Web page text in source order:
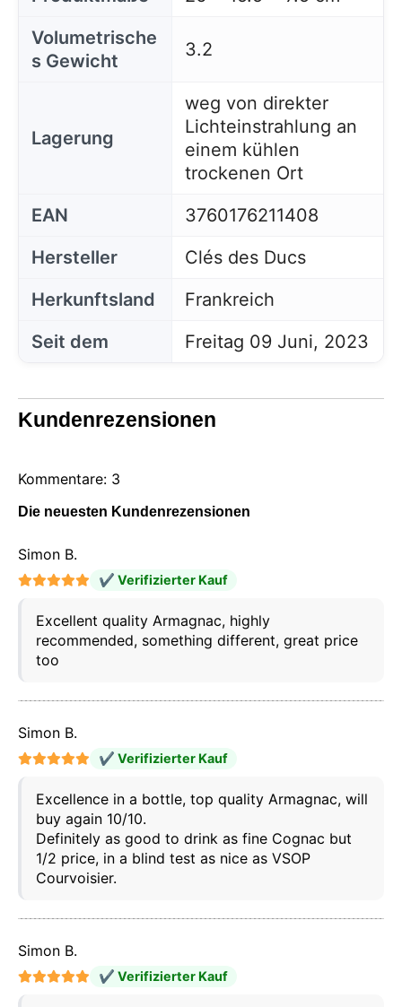
Volumetrische
s Gewicht
3.2
Lagerung
weg von direkter
Lichteinstrahlung an
einem kühlen
trockenen Ort
EAN
3760176211408
Hersteller
Clés des Ducs
Herkunftsland
Frankreich
Seit dem
Freitag 09 Juni, 2023
Kundenrezensionen
Kommentare: 3
Die neuesten Kundenrezensionen
Simon B.
✔ Verifizierter Kauf
Excellent quality Armagnac, highly
recommended, something different, great price
too
Simon B.
✔ Verifizierter Kauf
Excellence in a bottle, top quality Armagnac, will
buy again 10/10.
Definitely as good to drink as fine Cognac but
1/2 price, in a blind test as nice as VSOP
Courvoisier.
Simon B.
✔ Verifizierter Kauf